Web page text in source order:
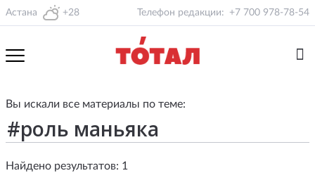
Астана +28 Телефон редакции: +7 700 978-78-54
Вы искали все материалы по теме:
Найдено результатов: 1